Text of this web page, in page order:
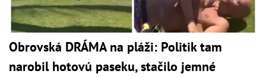
Obrovská DRÁMA na pláži: Politik tam
narobil hotovú paseku, stačilo jemné